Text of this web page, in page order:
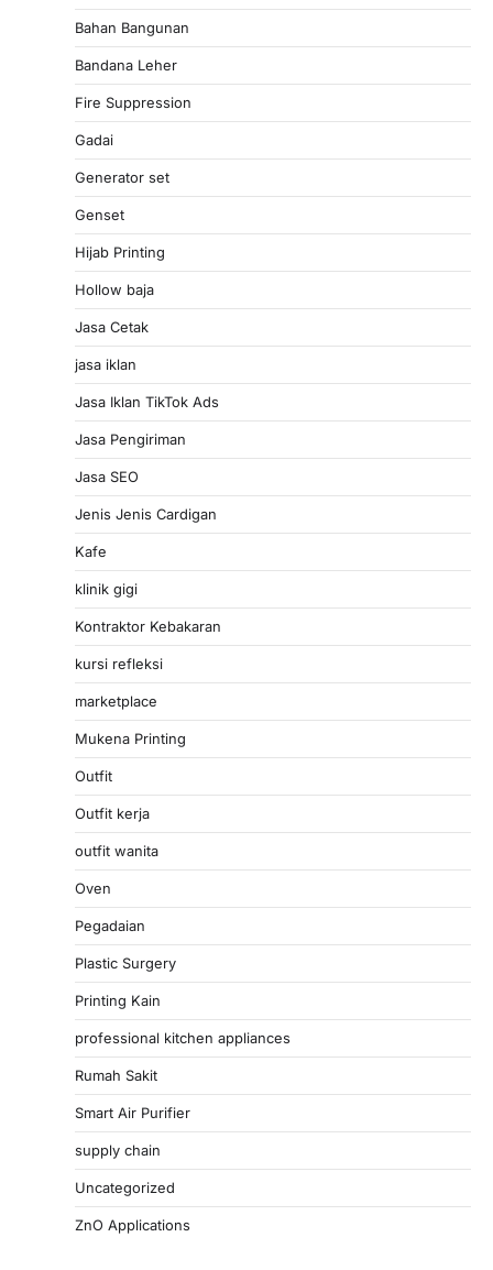
Bahan Bangunan
Bandana Leher
Fire Suppression
Gadai
Generator set
Genset
Hijab Printing
Hollow baja
Jasa Cetak
jasa iklan
Jasa Iklan TikTok Ads
Jasa Pengiriman
Jasa SEO
Jenis Jenis Cardigan
Kafe
klinik gigi
Kontraktor Kebakaran
kursi refleksi
marketplace
Mukena Printing
Outfit
Outfit kerja
outfit wanita
Oven
Pegadaian
Plastic Surgery
Printing Kain
professional kitchen appliances
Rumah Sakit
Smart Air Purifier
supply chain
Uncategorized
ZnO Applications